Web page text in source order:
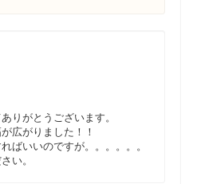
りがとうございます。
広がりました！！
ばいいのですが。。。。。。
い。